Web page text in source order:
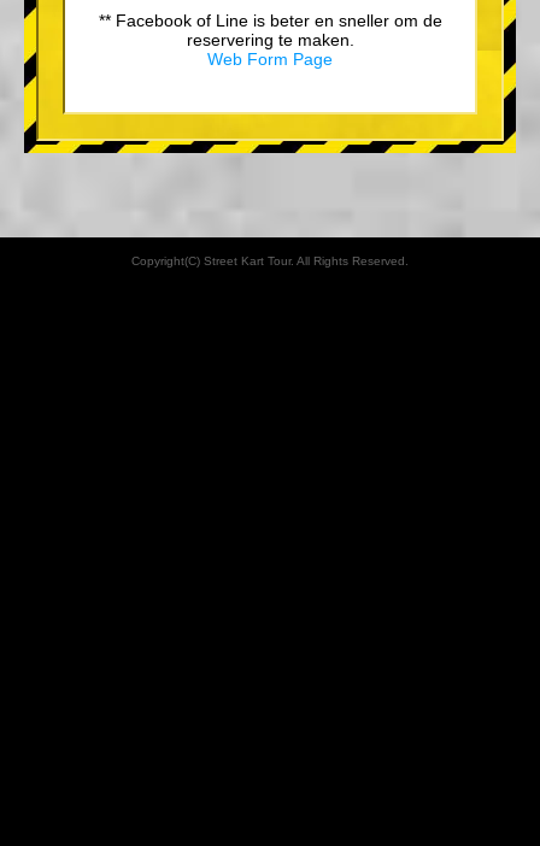
** Facebook of Line is beter en sneller om de
reservering te maken.
Web Form Page
Copyright(C) Street Kart Tour. All Rights Reserved.